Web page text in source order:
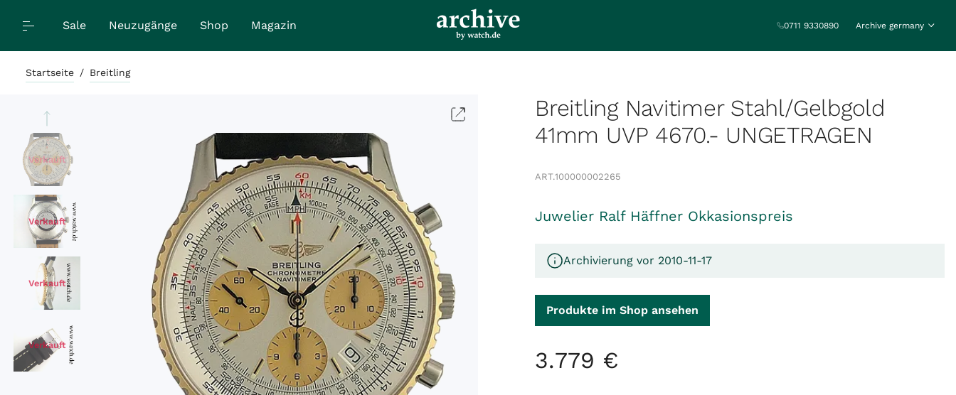
Sale Neuzugänge Shop Magazin 0711 9330890 Archive germany
Startseite / Breitling
Breitling Navitimer Stahl/Gelbgold
41mm UVP 4670.- UNGETRAGEN
Verkauft
Verkauft
Verkauft
Verkauft
ART.100000002265
Juwelier Ralf Häffner Okkasionspreis
Archivierung vor 2010-11-17
Produkte im Shop ansehen
3.779 €